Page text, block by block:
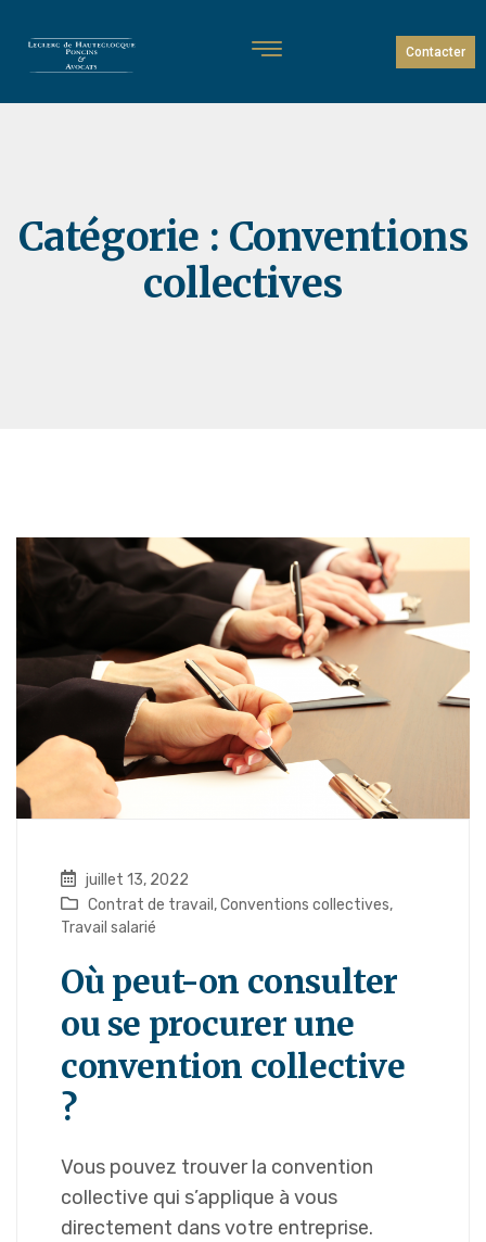
Contacter
Catégorie : Conventions
collectives
juillet 13, 2022
Contrat de travail ,Conventions collectives,
Travail salarié
Où peut-on consulter
ou se procurer une
convention collective
?
Vous pouvez trouver la convention
collective qui s’applique à vous
directement dans votre entreprise.